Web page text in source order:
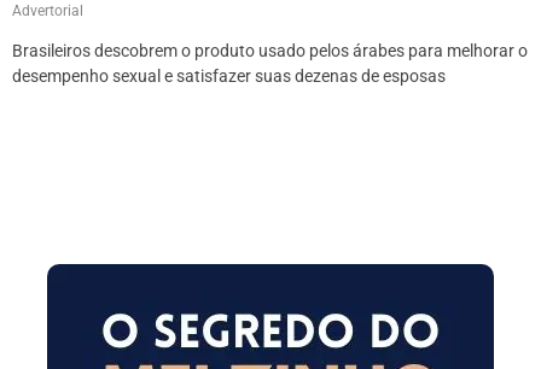
Advertorial
Brasileiros descobrem o produto usado pelos árabes para melhorar o
desempenho sexual e satisfazer suas dezenas de esposas